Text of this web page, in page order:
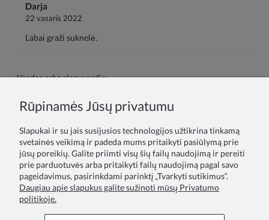
Darja
22 vasaris 2022
Labai graži suknelė.
Vardas arba slapyvardis:
Rūpinamės Jūsų privatumu
Slapukai ir su jais susijusios technologijos užtikrina tinkamą
svetainės veikimą ir padeda mums pritaikyti pasiūlymą prie
jūsų poreikių. Galite priimti visų šių failų naudojimą ir pereiti
prie parduotuvės arba pritaikyti failų naudojimą pagal savo
pageidavimus, pasirinkdami parinktį „Tvarkyti sutikimus“.
Daugiau apie slapukus galite sužinoti mūsų Privatumo
politikoje.